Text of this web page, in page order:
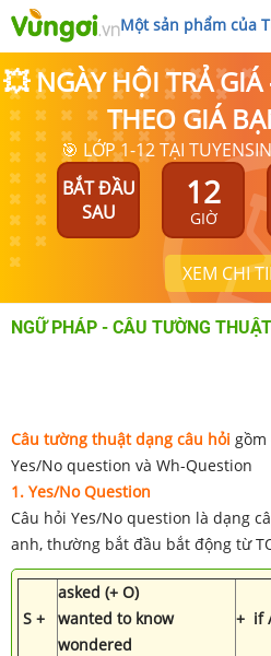
Một sản phẩm của
💥 NGÀY HỘI TRẢ
THEO GIÁ
🎯 LỚP 1-12 TẠI
BẮT ĐẦU
SAU
12
GIỜ
XEM CHI
NGỮ PHÁP - CÂU TƯỜNG
Câu tường thuật dạng câu hỏi gồm
Yes/No question và Wh-Question
1. Yes/No Question
Câu hỏi Yes/No question là dạng
anh, thường bắt đầu bắt động từ
S +
asked (+ O)
wanted to know
wondered
+ if